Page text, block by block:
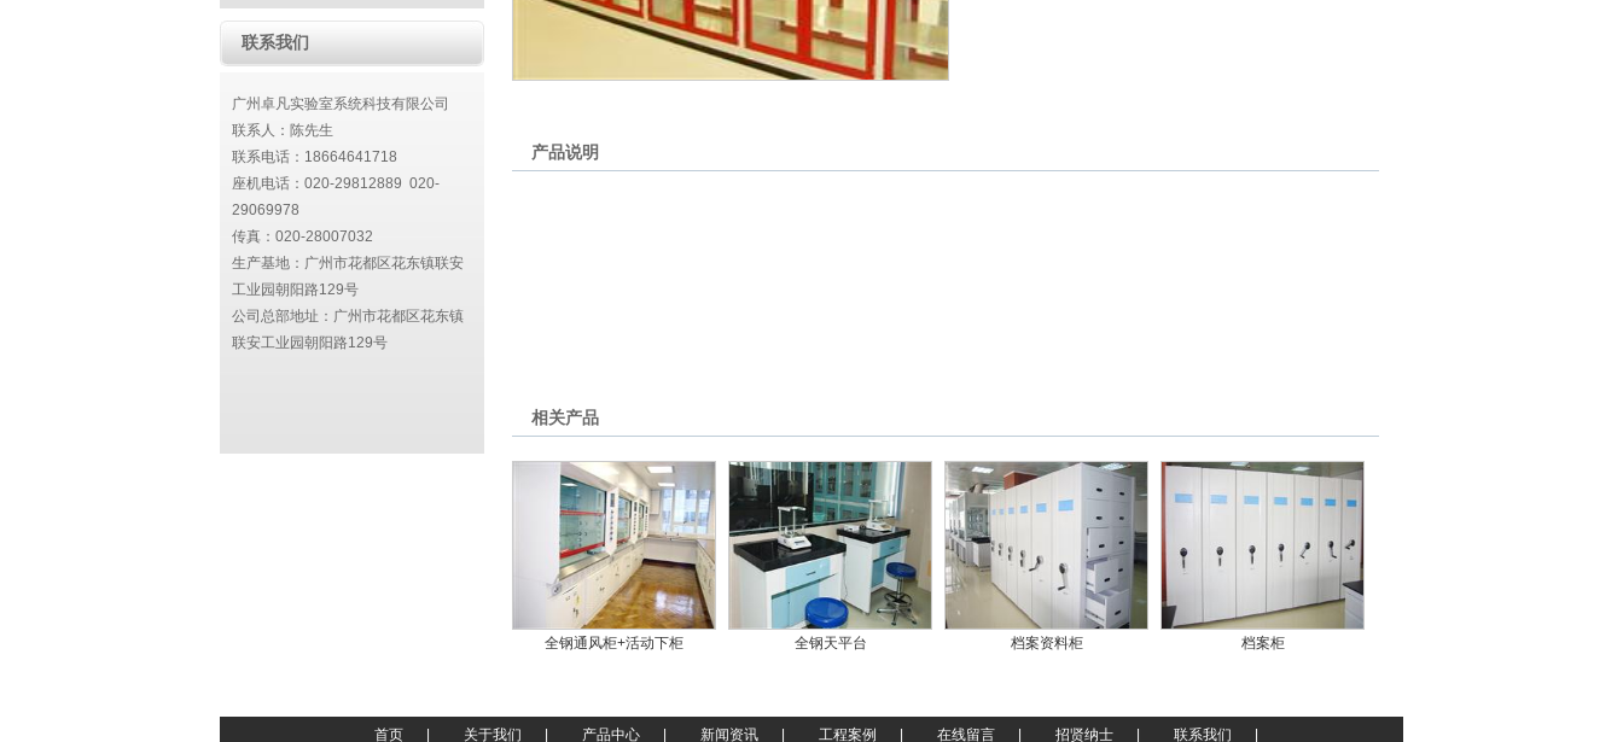
联系我们
广州卓凡实验室系统科技有限公司
联系人：陈先生
联系电话：18664641718
座机电话：020-29812889 020-
29069978
传真：020-28007032
生产基地：广州市花都区花东镇联安
工业园朝阳路129号
公司总部地址： 广州市花都区花东镇
联安工业园朝阳路129号
产品说明
相关产品
全钢通风柜+活动下柜 全钢天平台 档案资料柜 档案柜
首页 关于我们 产品中心 新闻资讯 工程案例 在线留言 招贤纳士 联系我们